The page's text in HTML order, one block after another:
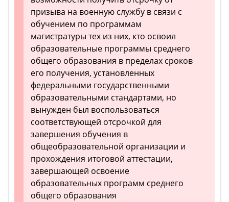
призыва на военную службу в связи с
обучением по программам
магистратуры тех из них, кто освоил
образовательные программы среднего
общего образования в пределах сроков
его получения, установленных
федеральными государственными
образовательными стандартами, но
вынужден был воспользоваться
соответствующей отсрочкой для
завершения обучения в
общеобразовательной организации и
прохождения итоговой аттестации,
завершающей освоение
образовательных программ среднего
общего образования